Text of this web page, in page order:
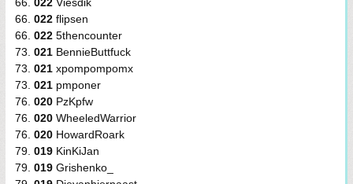
66. 022 Viesdik
66. 022 flipsen
66. 022 5thencounter
73. 021 BennieButtfuck
73. 021 xpompompomx
73. 021 pmponer
76. 020 PzKpfw
76. 020 WheeledWarrior
76. 020 HowardRoark
79. 019 KinKiJan
79. 019 Grishenko_